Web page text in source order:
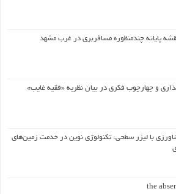
پایانه چندمنظوره مسافربری در غرب مشهد
و چهارچوب فکری در بیان نظریه «فقیه غایب»
با لیزر سطحی: تکنولوژی نوین در خدمت زمین‌های
the